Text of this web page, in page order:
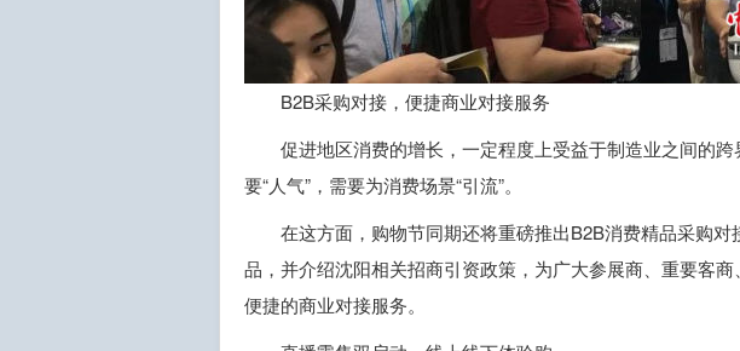
B2B采购对接，便捷商业对接服务
促进地区消费的增长，一定程度上受益于制造业之间的
要“人气”，需要为消费场景“引流”。
在这方面，购物节同期还将重磅推出B2B消费精品采购
品，并介绍沈阳相关招商引资政策，为广大参展商、重要客商、
便捷的商业对接服务。